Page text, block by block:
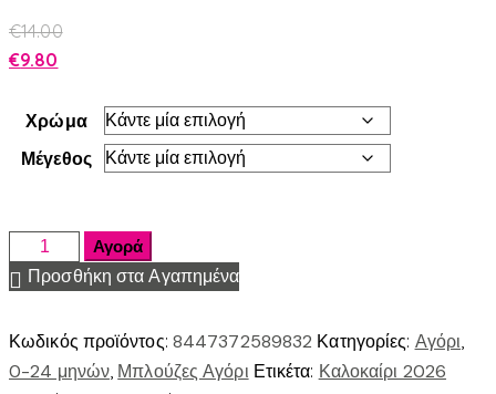
€14.00
€9.80
Χρώμα
Μέγεθος
Αγορά
Προσθήκη στα Αγαπημένα
Κωδικός προϊόντος: 8447372589832 Κατηγορίες: Αγόρι,
0-24 μηνών, Μπλούζες Αγόρι Ετικέτα: Καλοκαίρι 2026